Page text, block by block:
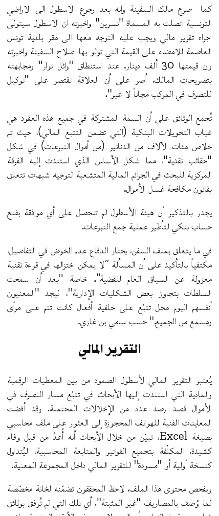
كما صرح مالك السفينة وانه بعد رجوع الاسطول الى الاراضي
التونسية اتصلت به المسماة "نسرين" واخبرته ان الاسطول سيتولى
اجراء تقرير مالي ويجب عليه التوجه معها الى مقر بلدية تونس
العاصمة للامضاء على القيمة التي تولو بها اصلاح السفينة واخبرته
وان قيمتها 30 ألف دينار. عند استنطاق "وائل نوار" ومجابهته
بتصريحات المالك، أصر على أن العلاقة تقتصر على "توكيل
للتصرف في المركب مجاناً لا غير".
تُجمع الوثائق على أن السمة المشتركة في جميع هذه العقود هي
غياب التحويلات البنكية (التي تضمن التتبع المالي)، حيث تم
خلاص مئات الآلاف من الدنانير (من أموال التبرعات) في شكل
"حقائب نقدية"، مما شكل الأساس الذي استندت إليه الفرقة
المركزية للبحث في الجرائم المالية المتشعبة لتوجيه شبهات تتعلق
بقانون مكافحة غسل الأموال.
يجدر بالتذكير أن هيئة الأسطول لم تتحصل على أي موافقة بفتح
حساب بنكي لتأطير عملية جمع التبرعات.
في ما يتعلق بملف السفن، يختار الدفاع عدم الخوض في التفاصيل،
مكتفياً بالتأكيد على أن المسألة “لا يمكن اختزالها في قراءة تقنية
معزولة عن السياق العام للقضية”. خاصة "بعد أن سمحت
السلطات بتجاوز بعض الشكليات الإدارية"، ليجد "المعنيون
أنفسهم اليوم محل تتبّع على خلفية أفعال كانت تتم على مرأى
ومسمع من الجميع." حسب سامي بن غازي.
التقرير المالي
يُعتبر التقرير المالي لأسطول الصمود من بين المعطيات الرقمية
والمادية التي استندت إليها الأبحاث في تتبّع مسار التصرف في
الأموال قصد رصد عدد من الإخلالات المحتملة. وقد أفضت
المعاينات الفنية للهواتف المحجوزة إلى العثور على ملف محاسبي
بصيغة Excel، تبيّن من خلال الأبحاث أنه أُعدّ من قبل وفاء
كشيدة، المكلّفة بتجميع الفواتير والمتابعة المحاسبية، ليُتداول
كنسخة أولية أو "مسودة" للتقرير المالي داخل المجموعة المعنية.
وبفحص محتوى هذا الملف، لاحظ المحققون تضمّنه لخانة مخصّصة
لما وُصف بالمصاريف "غير المثبتة"، أي تلك التي لم تُرفق بوثائق